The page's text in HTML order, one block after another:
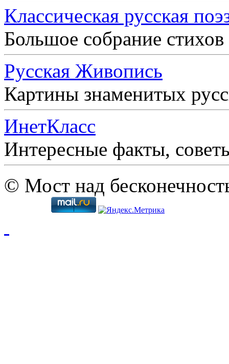
Классическая русская
Большое собрание
Русская Живопись
Картины знаменитых
ИнетКласс
Интересные факты,
© Мост над